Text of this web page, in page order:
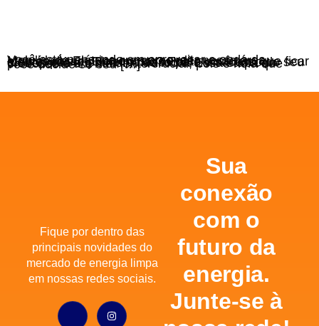
Você está pensando em aproveitar a onda da Mobilidade Elétrica e empreender nessa área, através de um Eletroposto? Então você tem que ficar atento, pois o primeiro passo para o sucesso do seu eletroposto é a escolha do local! Essa etapa do processo é um momento crucial, pois é nela que você decide se seu […]
Fique por dentro das
principais novidades do
mercado de energia limpa
em nossas redes sociais.
Sua
conexão
com o
futuro da
energia.
Junte-se à